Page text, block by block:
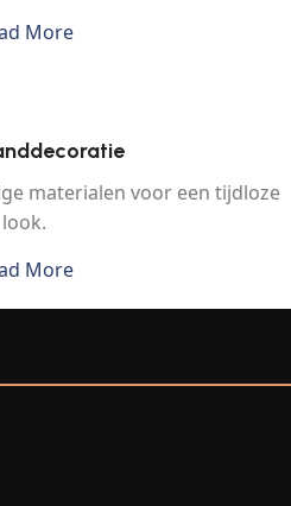
More
materialen voor een tijdloze
look.
More